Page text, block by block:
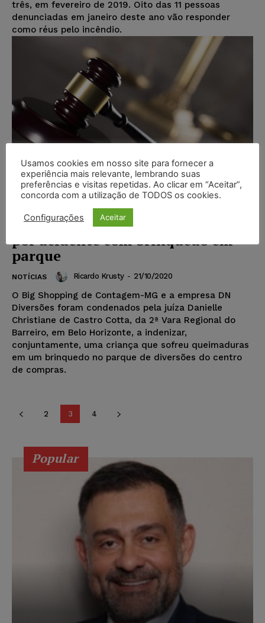
três, em fevereiro de 2019. Oito das 11 pessoas
denunciadas em janeiro deste ano vão responder
como réus pelo incêndio.
Shopping vai indenizar criança
por acidente com brinquedo em
parque
NOTÍCIAS Ricardo Krusty - 21/10/2020
O Big Shopping de Contagem-MG e a empresa DN
Diversões foram condenados pela juíza Danielle
Christiane de Castro Cotta, da 2ª Vara Regional do
Barreiro, em Belo Horizonte, a indenizar,
conjuntamente, uma criança que sofreu queimaduras
em um brinquedo no parque de diversões do centro
de compras.
2 3 4
Popular
Usamos cookies em nosso site para fornecer a
experiência mais relevante, lembrando suas
preferências e visitas repetidas. Ao clicar em “Aceitar”,
concorda com a utilização de TODOS os cookies.
Configurações Aceitar